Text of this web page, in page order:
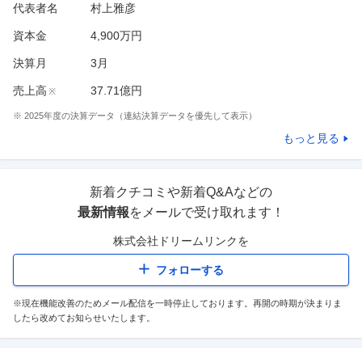
代表者名 村上雅彦
資本金 4,900万円
決算月 3 月
売上高 ※ 37.71億円
※ 2025年度の決算データ（連結決算データを優先して表示）
もっと見る
新着クチコミや新着Q&Aなどの
最新情報をメールで受け取れます！
株式会社ドリームリンクを
フォローする
※現在機能改善のためメール配信を一時停止しております。再開の時期が決まりま
したら改めてお知らせいたします。